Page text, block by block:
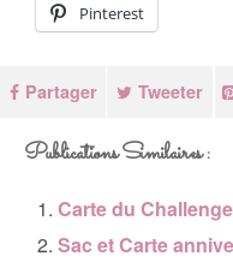
Pinterest
Partager Tweeter
Publications Similaires :
Carte du Challenge
Sac et Carte